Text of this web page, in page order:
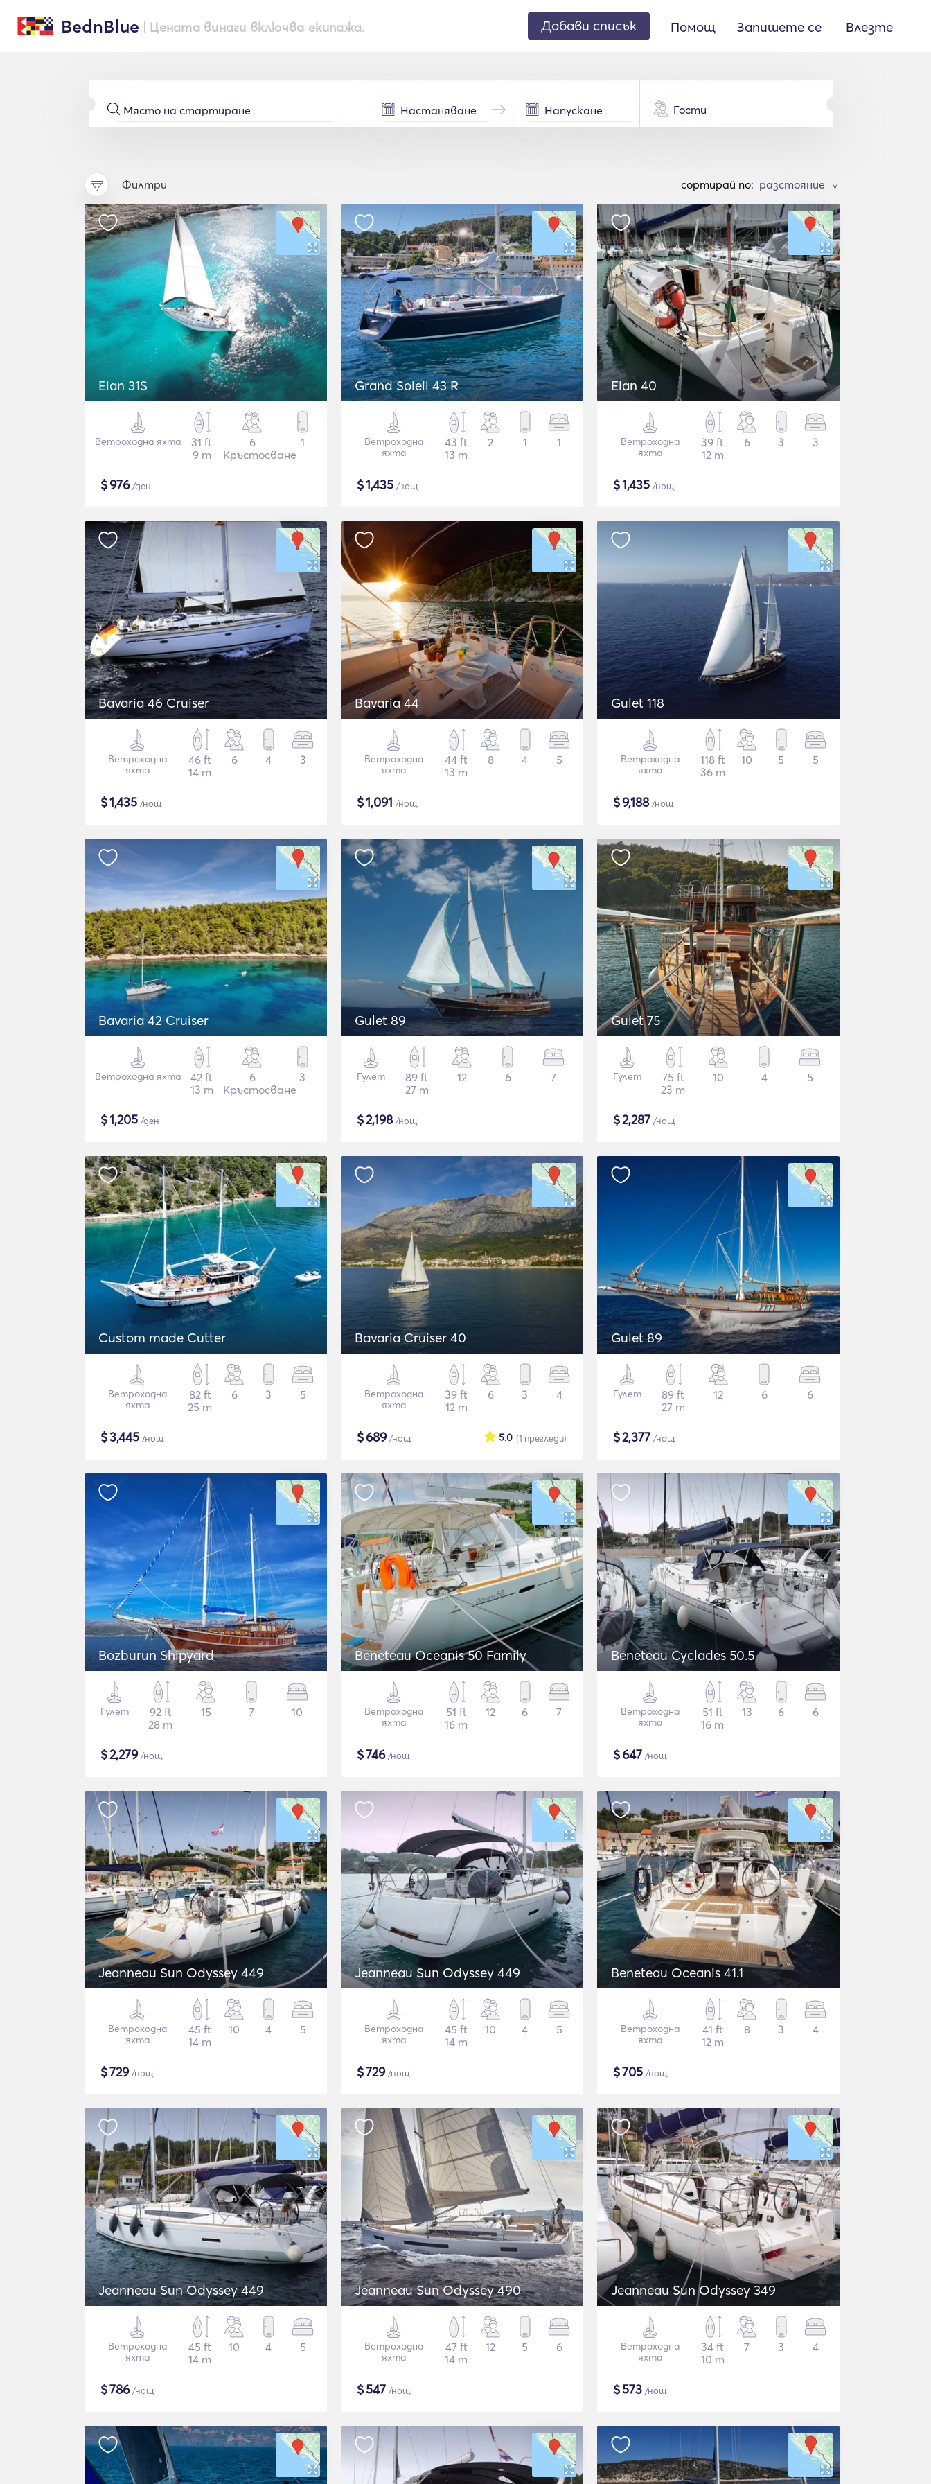
BednBlue | Цената винаги включва екипажа. Добави списък Помощ Запишете се Влезте
Гости
Филтри cортирай по: >
Elan 31S
Ветроходна яхта
31 ft
9 m
6
Кръстосване
1
$976/ден
Grand Soleil 43 R
Ветроходна
яхта
43 ft
13 m
2 1 1
$1,435 /нощ
Elan 40
Ветроходна
яхта
39 ft
12 m
6 3 3
$1,435 /нощ
Bavaria 46 Cruiser
Ветроходна
яхта
46 ft
14 m
6 4 3
$1,435 /нощ
Bavaria 44
Ветроходна
яхта
44 ft
13 m
8 4 5
$1,091 /нощ
Gulet 118
Ветроходна
яхта
118 ft
36 m
10 5 5
$9,188/нощ
Bavaria 42 Cruiser
Ветроходна яхта
42 ft
13 m
6
Кръстосване
3
$1,205 /ден
Gulet 89
Гулет
89 ft
27 m
12 6 7
$2,198/нощ
Gulet 75
Гулет
75 ft
23 m
10 4 5
$2,287 /нощ
Custom made Cutter
Ветроходна
яхта
82 ft
25 m
6 3 5
$3,445 /нощ
Bavaria Cruiser 40
Ветроходна
яхта
39 ft
12 m
6 3 4
$689/нощ (1 прегледи)
5.0
Gulet 89
Гулет
89 ft
27 m
12 6 6
$2,377 /нощ
Bozburun Shipyard
Гулет
92 ft
28 m
15 7 10
$2,279/нощ
Beneteau Oceanis 50 Family
Ветроходна
яхта
51 ft
16 m
12 6 7
$746/нощ
Beneteau Cyclades 50.5
Ветроходна
яхта
51 ft
16 m
13 6 6
$647 /нощ
Jeanneau Sun Odyssey 449
Ветроходна
яхта
45 ft
14 m
10 4 5
$729/нощ
Jeanneau Sun Odyssey 449
Ветроходна
яхта
45 ft
14 m
10 4 5
$729/нощ
Beneteau Oceanis 41.1
Ветроходна
яхта
41 ft
12 m
8 3 4
$705 /нощ
Jeanneau Sun Odyssey 449
Ветроходна
яхта
45 ft
14 m
10 4 5
$786/нощ
Jeanneau Sun Odyssey 490
Ветроходна
яхта
47 ft
14 m
12 5 6
$547 /нощ
Jeanneau Sun Odyssey 349
Ветроходна
яхта
34 ft
10 m
7 3 4
$573 /нощ